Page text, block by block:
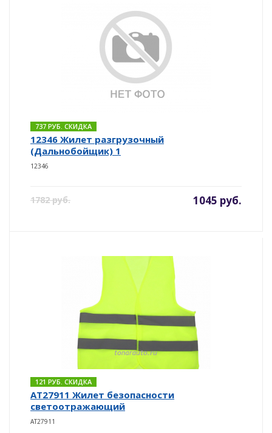
737 РУБ. СКИДКА
12346 Жилет разгрузочный
(Дальнобойщик) 1
12346
1782 руб. 1045 руб.
121 РУБ. СКИДКА
AT27911 Жилет безопасности
светоотражающий
AT27911